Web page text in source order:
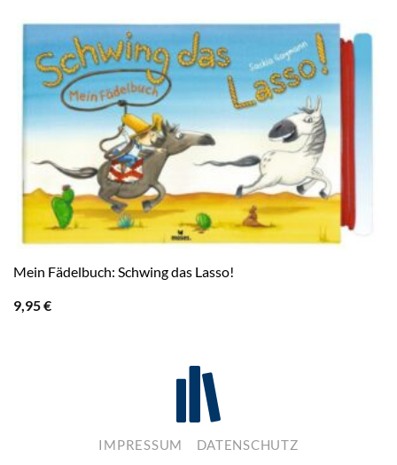
Mein Fädelbuch: Schwing das Lasso!
9,95€
IMPRESSUM DATENSCHUTZ